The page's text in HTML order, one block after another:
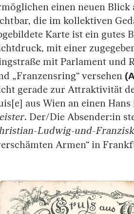
einen neuen
die im kollektiven
Karte ist ein gutes
mit einer
mit Parlament und
„Franzensring“ versehen
gerade zur Attraktivität
aus Wien an einen
. Der/Die Absender:in
Ludwig-und-
Armen“ in